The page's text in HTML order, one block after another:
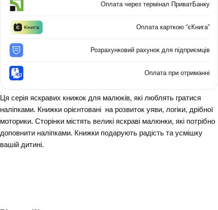
Оплата через термінал ПриватБанку
Оплата карткою “єКнига”
Розрахунковий рахунок для підприємців
Оплата при отриманні
Ця серія яскравих книжок для малюків, які люблять гратися
наліпками. Книжки орієнтовані на розвиток уяви, логіки, дрібної
моторики. Сторінки містять великі яскраві малюнки, які потрібно
доповнити наліпками. Книжки подарують радість та усмішку
вашій дитині.